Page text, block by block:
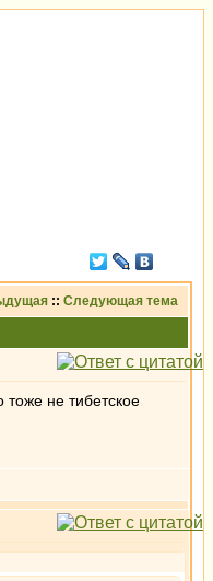
:: Следующая тема
не тибетское